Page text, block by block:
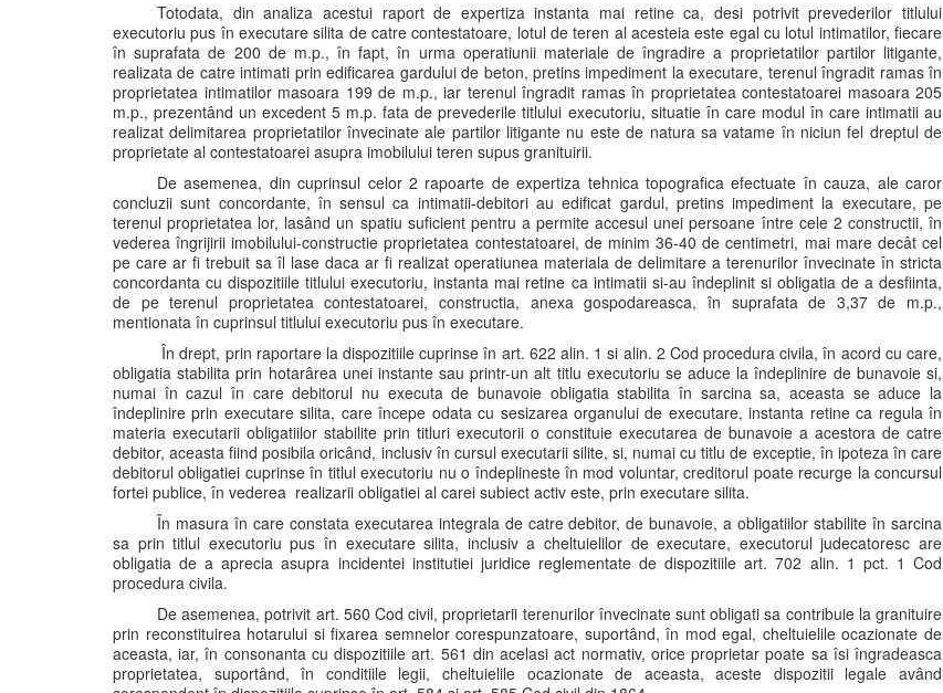
Totodata, din analiza acestui raport de expertiza instanta mai retine ca, desi potrivit prevederilor titlului
executoriu pus în executare silita de catre contestatoare, lotul de teren al acesteia este egal cu lotul intimatilor, fiecare
în suprafata de 200 de m.p., în fapt, în urma operatiunii materiale de îngradire a proprietatilor partilor litigante,
realizata de catre intimati prin edificarea gardului de beton, pretins impediment la executare, terenul îngradit ramas în
proprietatea intimatilor masoara 199 de m.p., iar terenul îngradit ramas în proprietatea contestatoarei masoara 205
m.p., prezentând un excedent 5 m.p. fata de prevederile titlului executoriu, situatie în care modul în care intimatii au
realizat delimitarea proprietatilor învecinate ale partilor litigante nu este de natura sa vatame în niciun fel dreptul de
proprietate al contestatoarei asupra imobilului teren supus granituirii.
De asemenea, din cuprinsul celor 2 rapoarte de expertiza tehnica topografica efectuate în cauza, ale caror
concluzii sunt concordante, în sensul ca intimatii-debitori au edificat gardul, pretins impediment la executare, pe
terenul proprietatea lor, lasând un spatiu suficient pentru a permite accesul unei persoane între cele 2 constructii, în
vederea îngrijirii imobilului-constructie proprietatea contestatoarei, de minim 36-40 de centimetri, mai mare decât cel
pe care ar fi trebuit sa îl lase daca ar fi realizat operatiunea materiala de delimitare a terenurilor învecinate în stricta
concordanta cu dispozitiile titlului executoriu, instanta mai retine ca intimatii si-au îndeplinit si obligatia de a desfiinta,
de pe terenul proprietatea contestatoarei, constructia, anexa gospodareasca, în suprafata de 3,37 de m.p.,
mentionata în cuprinsul titlului executoriu pus în executare.
În drept, prin raportare la dispozitiile cuprinse în art. 622 alin. 1 si alin. 2 Cod procedura civila, în acord cu care,
obligatia stabilita prin hotarârea unei instante sau printr-un alt titlu executoriu se aduce la îndeplinire de bunavoie si,
numai în cazul în care debitorul nu executa de bunavoie obligatia stabilita în sarcina sa, aceasta se aduce la
îndeplinire prin executare silita, care începe odata cu sesizarea organului de executare, instanta retine ca regula în
materia executarii obligatiilor stabilite prin titluri executorii o constituie executarea de bunavoie a acestora de catre
debitor, aceasta fiind posibila oricând, inclusiv în cursul executarii silite, si, numai cu titlu de exceptie, în ipoteza în care
debitorul obligatiei cuprinse în titlul executoriu nu o îndeplineste în mod voluntar, creditorul poate recurge la concursul
fortei publice, în vederea realizarii obligatiei al carei subiect activ este, prin executare silita.
În masura în care constata executarea integrala de catre debitor, de bunavoie, a obligatiilor stabilite în sarcina
sa prin titlul executoriu pus în executare silita, inclusiv a cheltuielilor de executare, executorul judecatoresc are
obligatia de a aprecia asupra incidentei institutiei juridice reglementate de dispozitiile art. 702 alin. 1 pct. 1 Cod
procedura civila.
De asemenea, potrivit art. 560 Cod civil, proprietarii terenurilor învecinate sunt obligati sa contribuie la granituire
prin reconstituirea hotarului si fixarea semnelor corespunzatoare, suportând, în mod egal, cheltuielile ocazionate de
aceasta, iar, în consonanta cu dispozitiile art. 561 din acelasi act normativ, orice proprietar poate sa îsi îngradeasca
proprietatea, suportând, în conditiile legii, cheltuielile ocazionate de aceasta, aceste dispozitii legale având